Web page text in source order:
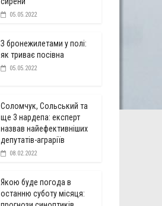
05.05.2022
З бронежилетами у полі:
як триває посівна
05.05.2022
Соломчук, Сольський та
ще 3 нардепа: експерт
назвав найефективніших
депутатів-аграріїв
08.02.2022
Якою буде погода в
останню суботу місяця: